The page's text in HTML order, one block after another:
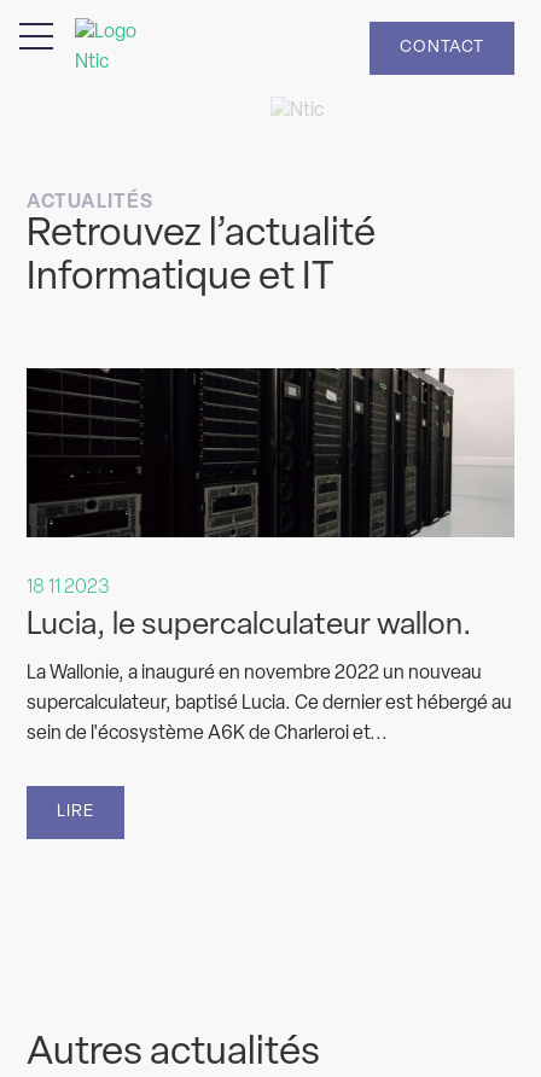
CONTACT
ACTUALITÉS
Retrouvez l’actualité
Informatique et IT
18 11 2023
Lucia, le supercalculateur wallon.
La Wallonie, a inauguré en novembre 2022 un nouveau
supercalculateur, baptisé Lucia. Ce dernier est hébergé au
sein de l'écosystème A6K de Charleroi et...
LIRE
Autres actualités